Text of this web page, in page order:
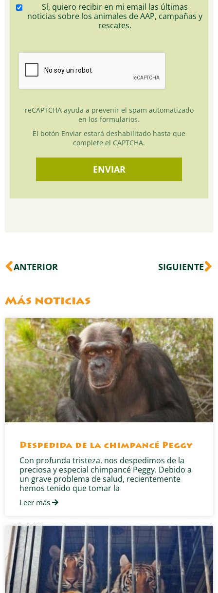
Sí, quiero recibir en mi email las últimas
noticias sobre los animales de AAP, campañas y
rescates.
reCAPTCHA ayuda a prevenir el spam automatizado
en los formularios.
El botón Enviar estará deshabilitado hasta que
complete el CAPTCHA.
Ant
ANTERIOR SIGUIENTE
Más noticias
Despedida de la chimpancé Peggy
Con profunda tristeza, nos despedimos de la
preciosa y especial chimpancé Peggy. Debido a
un grave problema de salud, recientemente
hemos tenido que tomar la
Leer más